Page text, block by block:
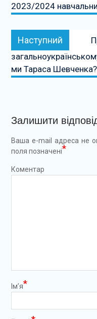
2023/2024
Наступний
ми Тараса
Залишити
Ваша e-mail адреса не
поля позначені*
Коментар
Ім’я*